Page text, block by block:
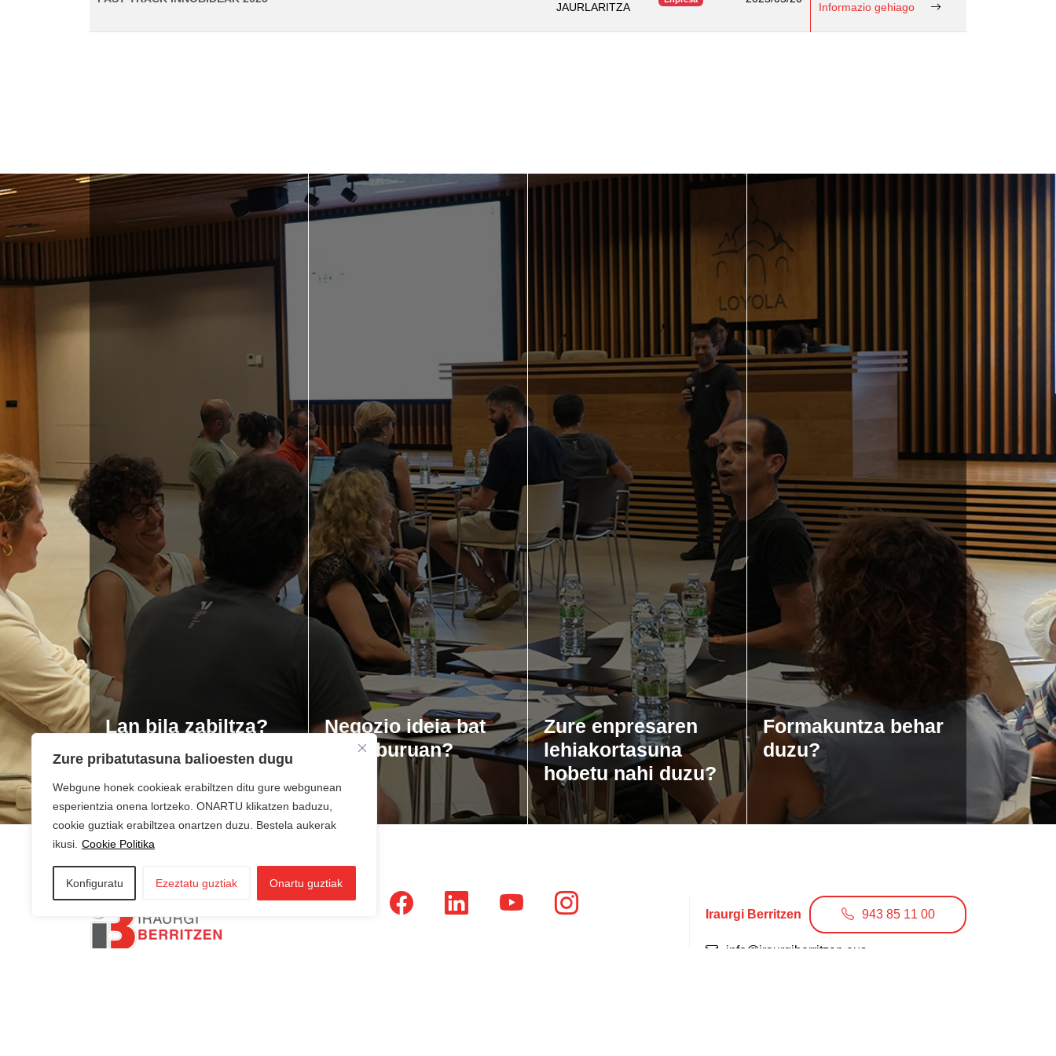
Zure pribatutasuna balioesten dugu
Webgune honek cookieak erabiltzen ditu gure webgunean
esperientzia onena lortzeko. ONARTU klikatzen baduzu,
cookie guztiak erabiltzea onartzen duzu. Bestela aukerak
ikusi. Cookie Politika
Konfiguratu Ezeztatu guztiak Onartu guztiak
JAURLARITZA
Informazio gehiago
Lan bila zabiltza?
Negozio ideia bat
duzu buruan?
Zure enpresaren
lehiakortasuna
hobetu nahi duzu?
Formakuntza behar
duzu?
Iraurgi Berritzen 943 85 11 00
info@iraurgiberritzen.eus